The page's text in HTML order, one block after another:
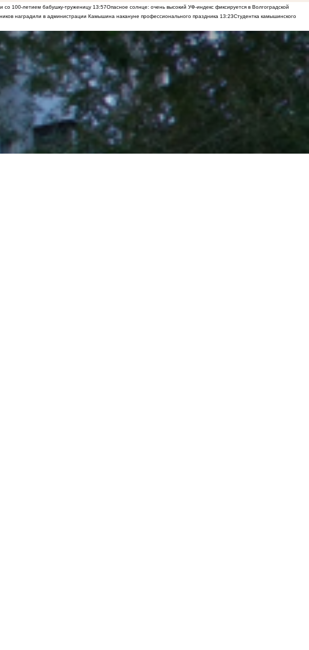
со 100-летием бабушку-труженицу 13:57Опасное солнце: очень высокий УФ-индекс фиксируется в Волгоградской
наградили в администрации Камышина накануне профессионального праздника 13:23Студентка камышинского